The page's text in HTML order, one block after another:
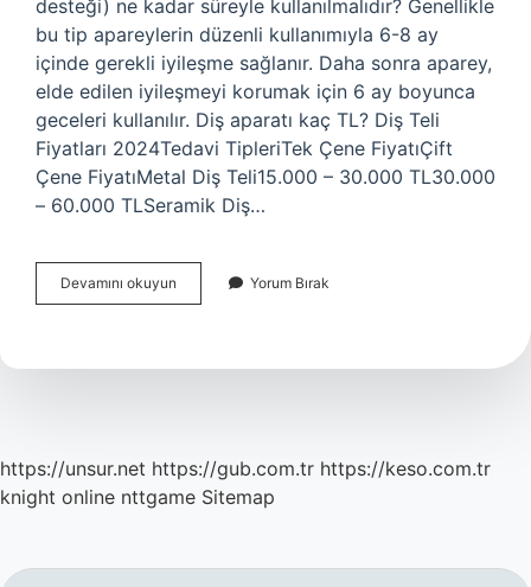
desteği) ne kadar süreyle kullanılmalıdır? Genellikle
bu tip apareylerin düzenli kullanımıyla 6-8 ay
içinde gerekli iyileşme sağlanır. Daha sonra aparey,
elde edilen iyileşmeyi korumak için 6 ay boyunca
geceleri kullanılır. Diş aparatı kaç TL? Diş Teli
Fiyatları 2024Tedavi TipleriTek Çene FiyatıÇift
Çene FiyatıMetal Diş Teli15.000 – 30.000 TL30.000
– 60.000 TLSeramik Diş…
Devamını okuyun
Kaç
Yorum Bırak
https://unsur.net https://gub.com.tr https://keso.com.tr
knight online nttgame Sitemap